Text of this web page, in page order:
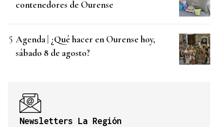
contenedores de Ourense
Agenda | ¿Qué hacer en Ourense hoy,
sábado 8 de agosto?
Newsletters La Región